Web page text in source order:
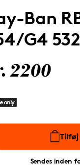
Ban
G4
2200
only
Sendes inden